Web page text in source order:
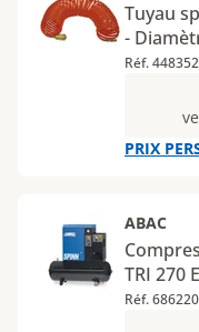
Tuyau
-
mètres
Réf.
PRIX
ABAC
TRI 270
Réf.